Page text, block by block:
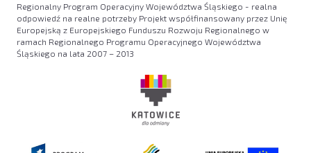
Regionalny Program Operacyjny Województwa Śląskiego - realna
odpowiedź na realne potrzeby Projekt współfinansowany przez Unię
Europejską z Europejskiego Funduszu Rozwoju Regionalnego w
ramach Regionalnego Programu Operacyjnego Województwa
Śląskiego na lata 2007 – 2013